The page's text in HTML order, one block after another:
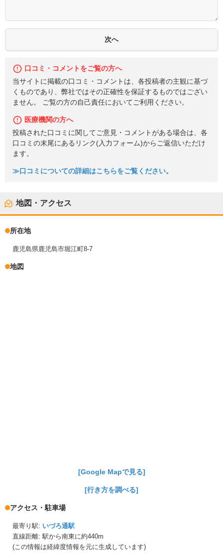
口コミ・コメントをご覧の方へ
当サイトに掲載の口コミ・コメントは、各投稿者の主観に基づ
くものであり、弊社ではその正確性を保証するものではござい
ません。 ご覧の方の自己責任においてご利用ください。
医療機関の方へ
投稿された口コミに関してご意見・コメントがある場合は、各
口コミの末尾にあるリンク(入力フォーム)からご返信いただけ
ます。
≫口コミについての詳細はこちらをご覧ください。
地図・アクセス
所在地
鹿児島県鹿児島市堀江町8-7
地図
[Google Mapで見る]
[行き方を調べる]
アクセス・駐車場
最寄り駅: いづろ通駅
直線距離: 駅から南東に約440m
(この情報は経緯度情報を元に生成しています)